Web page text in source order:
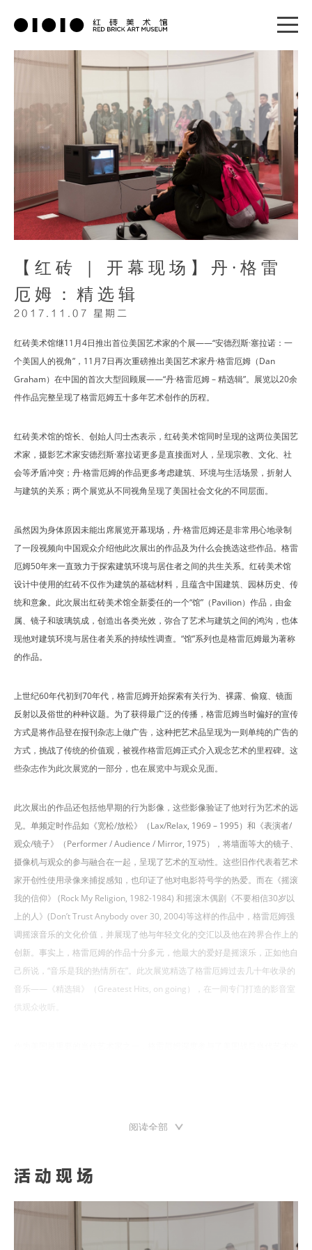
【红砖 | 开幕现场】丹·格雷
厄姆：精选辑
2017.11.07 星期二
红砖美术馆继11月4日推出首位美国艺术家的个展——“安德烈斯·塞拉诺：一
个美国人的视角”，11月7日再次重磅推出美国艺术家丹·格雷厄姆（Dan
Graham）在中国的首次大型回顾展——“丹·格雷厄姆 – 精选辑”。展览以20余
件作品完整呈现了格雷厄姆五十多年艺术创作的历程。
红砖美术馆的馆长、创始人闫士杰表示，红砖美术馆同时呈现的这两位美国艺
术家，摄影艺术家安德烈斯·塞拉诺更多是直接面对人，呈现宗教、文化、社
会等矛盾冲突；丹·格雷厄姆的作品更多考虑建筑、环境与生活场景，折射人
与建筑的关系；两个展览从不同视角呈现了美国社会文化的不同层面。
虽然因为身体原因未能出席展览开幕现场，丹·格雷厄姆还是非常用心地录制
了一段视频向中国观众介绍他此次展出的作品及为什么会挑选这些作品。格雷
厄姆50年来一直致力于探索建筑环境与居住者之间的共生关系。红砖美术馆
设计中使用的红砖不仅作为建筑的基础材料，且蕴含中国建筑、园林历史、传
统和意象。此次展出红砖美术馆全新委任的一个“馆”（Pavilion）作品，由金
属、镜子和玻璃筑成，创造出各类光效，弥合了艺术与建筑之间的鸿沟，也体
现他对建筑环境与居住者关系的持续性调查。“馆”系列也是格雷厄姆最为著称
的作品。
上世纪60年代初到70年代，格雷厄姆开始探索有关行为、裸露、偷窥、镜面
反射以及俗世的种种议题。为了获得最广泛的传播，格雷厄姆当时偏好的宣传
方式是将作品登在报刊杂志上做广告，这种把艺术品呈现为一则单纯的广告的
方式，挑战了传统的价值观，被视作格雷厄姆正式介入观念艺术的里程碑。这
些杂志作为此次展览的一部分，也在展览中与观众见面。
此次展出的作品还包括他早期的行为影像，这些影像验证了他对行为艺术的远
见。单频定时作品如《宽松/放松》（Lax/Relax, 1969 – 1995）和《表演者/
观众/镜子》（Performer / Audience / Mirror, 1975），将墙面等大的镜子、
摄像机与观众的参与融合在一起，呈现了艺术的互动性。这些旧作代表着艺术
家开创性使用录像来捕捉感知，也印证了他对电影符号学的热爱。而在《摇滚
我的信仰》 (Rock My Religion, 1982-1984) 和摇滚木偶剧《不要相信30岁以
上的人》(Don’t Trust Anybody over 30, 2004)等这样的作品中，格雷厄姆强
调摇滚音乐的文化价值，并展现了他与年轻文化的交汇以及他在跨界合作上的
创新。事实上，格雷厄姆的作品十分多元，他最大的爱好是摇滚乐，正如他自
己所说，“音乐是我的热情所在”。此次展览精选了格雷厄姆过去几十年收录的
音乐——《精选辑》（Greatest Hits, on going），在一间专门打造的影音室
供观众收听。
阅读全部
活动现场